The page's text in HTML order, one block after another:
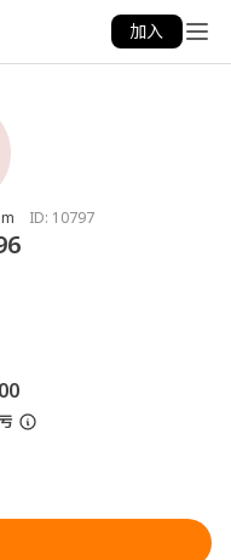
加入
ID: 10797